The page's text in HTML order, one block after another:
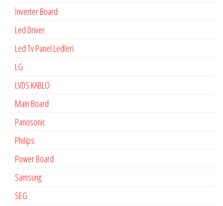
İnverter Board
Led Driver
Led Tv Panel Ledleri
LG
LVDS KABLO
Main Board
Panosonic
Philips
Power Board
Samsung
SEG